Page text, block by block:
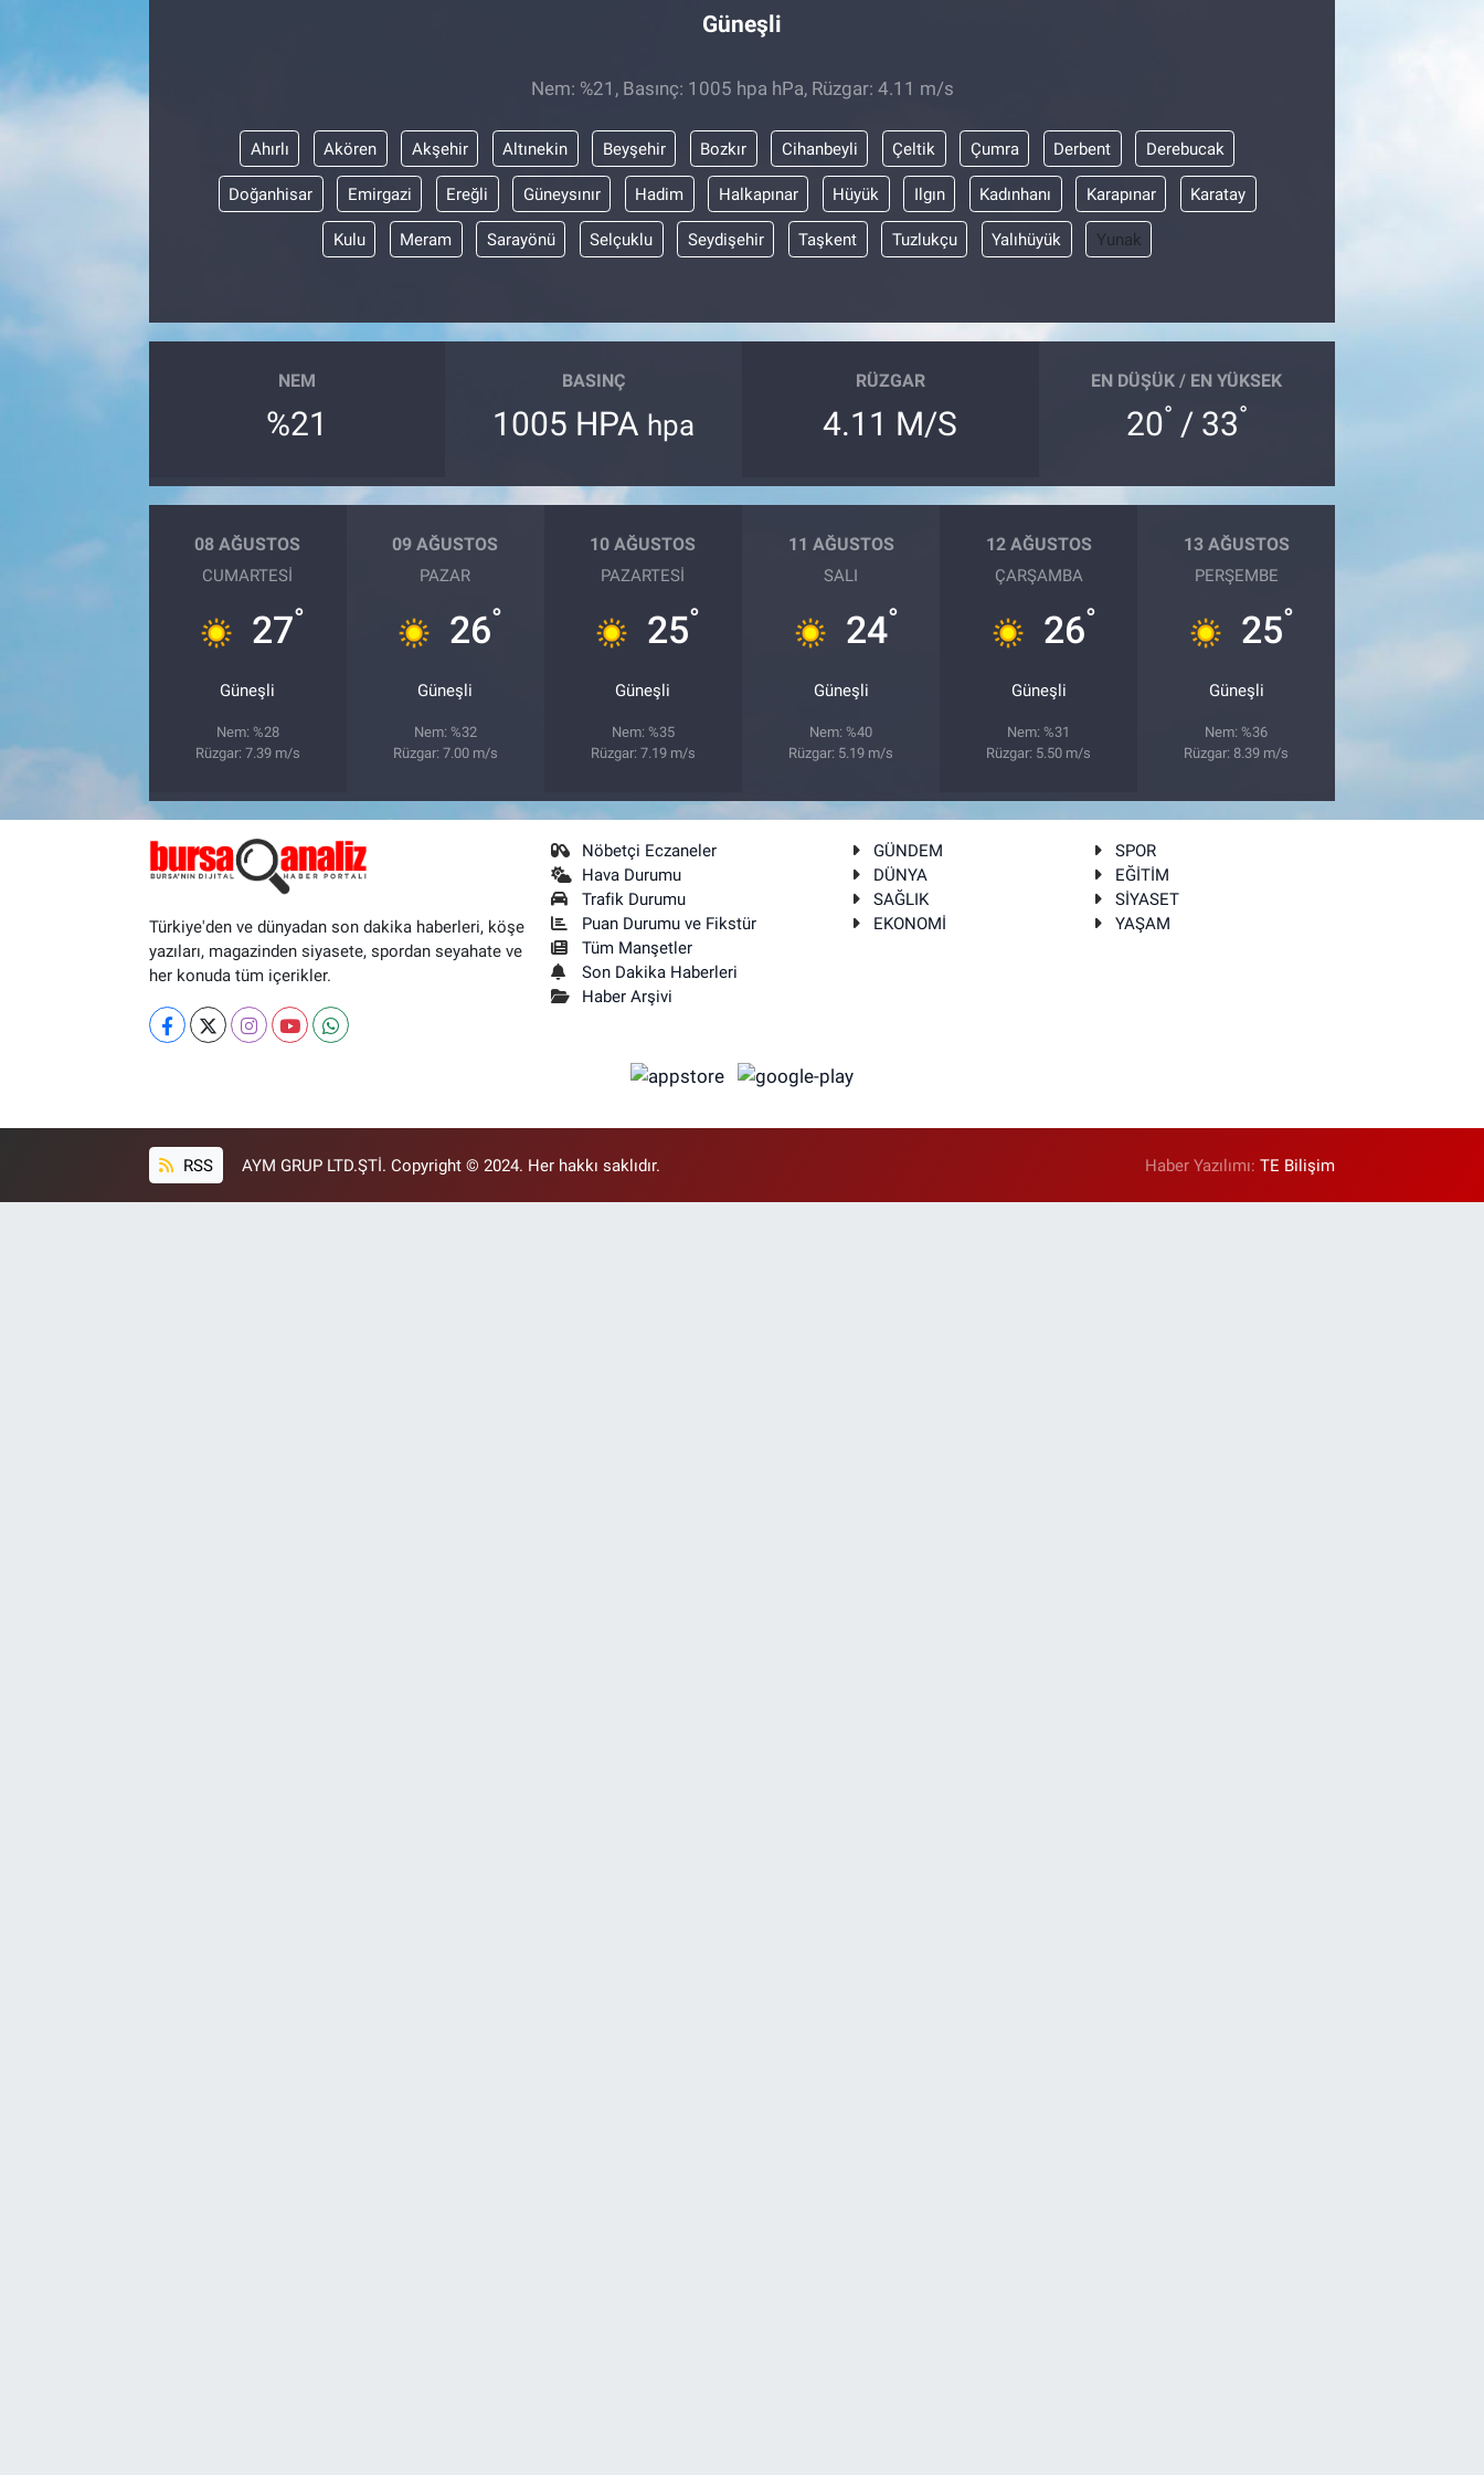
Güneşli
Nem: %21, Basınç: 1005 hpa hPa, Rüzgar: 4.11 m/s
Ahırlı Akören Akşehir Altınekin Beyşehir Bozkır Cihanbeyli Çeltik Çumra Derbent Derebucak
Doğanhisar Emirgazi Ereğli Güneysınır Hadim Halkapınar Hüyük Ilgın Kadınhanı Karapınar Karatay
Kulu Meram Sarayönü Selçuklu Seydişehir Taşkent Tuzlukçu Yalıhüyük Yunak
NEM
%21
BASINÇ
1005 HPA hpa
RÜZGAR
4.11 M/S
EN DÜŞÜK / EN YÜKSEK
20° / 33°
08 AĞUSTOS
CUMARTESI
27°
Güneşli
Nem: %28
Rüzgar: 7.39 m/s
09 AĞUSTOS
PAZAR
26°
Güneşli
Nem: %32
Rüzgar: 7.00 m/s
10 AĞUSTOS
PAZARTESI
25°
Güneşli
Nem: %35
Rüzgar: 7.19 m/s
11 AĞUSTOS
SALI
24°
Güneşli
Nem: %40
Rüzgar: 5.19 m/s
12 AĞUSTOS
ÇARŞAMBA
26°
Güneşli
Nem: %31
Rüzgar: 5.50 m/s
13 AĞUSTOS
PERŞEMBE
25°
Güneşli
Nem: %36
Rüzgar: 8.39 m/s
Türkiye'den ve dünyadan son dakika haberleri, köşe
yazıları, magazinden siyasete, spordan seyahate ve
her konuda tüm içerikler.
Nöbetçi Eczaneler
Hava Durumu
Trafik Durumu
Puan Durumu ve Fikstür
Tüm Manşetler
Son Dakika Haberleri
Haber Arşivi
GÜNDEM
SPOR
DÜNYA
EĞİTİM
SAĞLIK
SİYASET
EKONOMİ
YAŞAM
RSS AYM GRUP LTD.ŞTİ. Copyright © 2024. Her hakkı saklıdır. Haber Yazılımı:TE Bilişim